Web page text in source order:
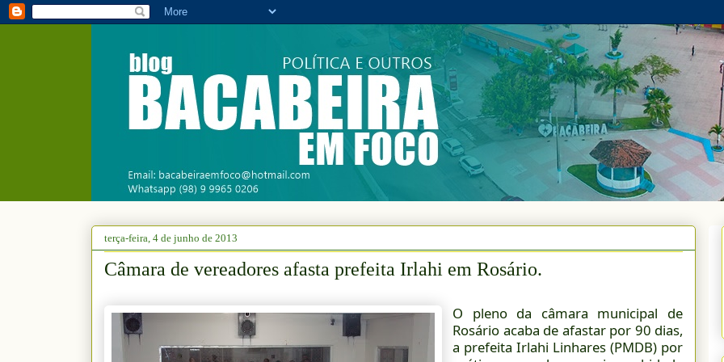
terça-feira, 4 de junho de 2013
Câmara de vereadores afasta prefeita Irlahi em Rosário.
O pleno da câmara municipal de
Rosário acaba de afastar por 90 dias,
a prefeita Irlahi Linhares (PMDB) por